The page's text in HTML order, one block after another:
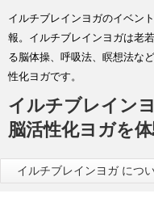
イルチブレインヨガのイベン
報。イルチブレインヨガは老
る脳体操、呼吸法、瞑想法な
性化ヨガです。
イルチブレイン
脳活性化ヨガを
イルチブレインヨガ につ